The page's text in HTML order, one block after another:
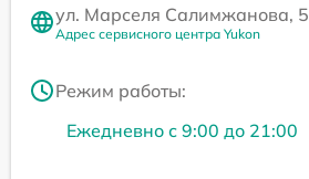
ул. Марселя Салимжанова, 5
Адрес сервисного центра Yukon
Режим работы:
Ежедневно с 9:00 до 21:00